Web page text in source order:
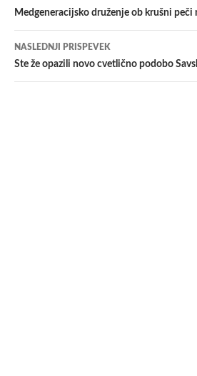
po
prispevkih
Medgeneracijsko druženje ob krušni peči
NASLEDNJI PRISPEVEK
Ste že opazili novo cvetlično podobo